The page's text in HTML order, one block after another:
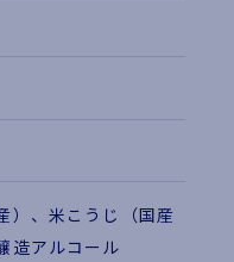
）、米こうじ（国産
造アルコール